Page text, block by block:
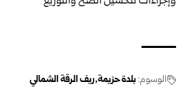
الوسوم:بلدة حزيمة ريف الرقة الشمالي